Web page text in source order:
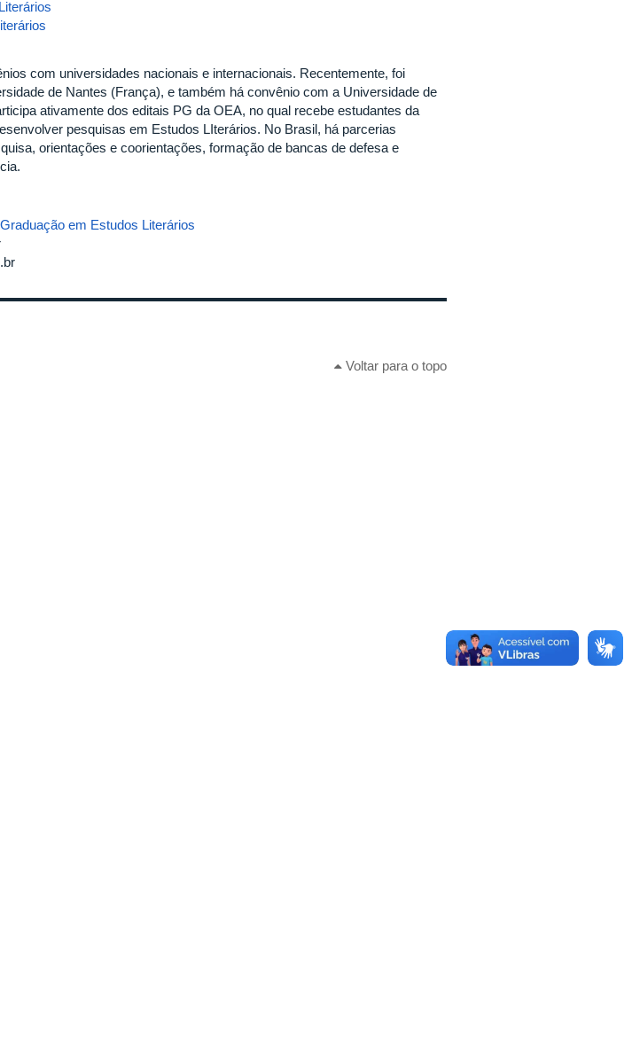
com universidades nacionais e internacionais. Recentemente, foi
de Nantes (França), e também há convênio com a Universidade de
ativamente dos editais PG da OEA, no qual recebe estudantes da
pesquisas em Estudos LIterários. No Brasil, há parcerias
orientações e coorientações, formação de bancas de defesa e
em Estudos Literários
Voltar para o topo